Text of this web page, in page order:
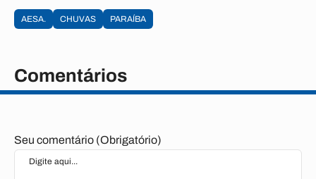
AESA. CHUVAS PARAÍBA
Comentários
Seu comentário (Obrigatório)